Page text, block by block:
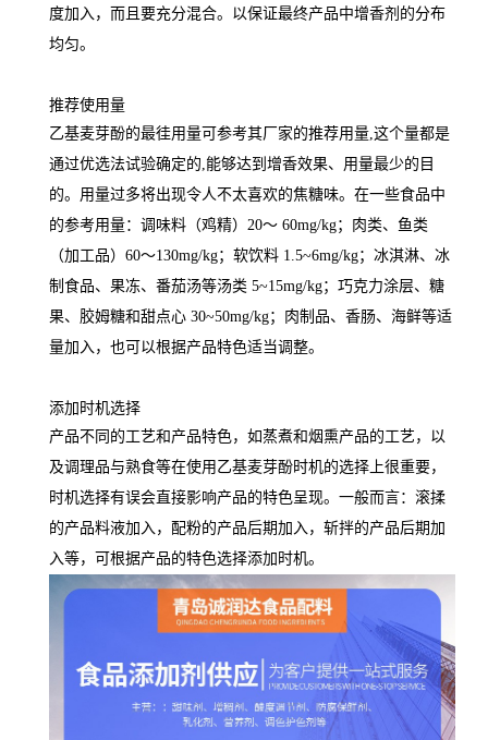
度加入，而且要充分混合。以保证最终产品中增香剂的分布
均匀。
推荐使用量
乙基麦芽酚的最徍用量可参考其厂家的推荐用量,这个量都是
通过优选法试验确定的,能够达到增香效果、用量最少的目
的。用量过多将出现令人不太喜欢的焦糖味。在一些食品中
的参考用量：调味料（鸡精）20～ 60mg/kg；肉类、鱼类
（加工品）60～130mg/kg；软饮料 1.5~6mg/kg；冰淇淋、冰
制食品、果冻、番茄汤等汤类 5~15mg/kg；巧克力涂层、糖
果、胶姆糖和甜点心 30~50mg/kg；肉制品、香肠、海鲜等适
量加入，也可以根据产品特色适当调整。
添加时机选择
产品不同的工艺和产品特色，如蒸煮和烟熏产品的工艺，以
及调理品与熟食等在使用乙基麦芽酚时机的选择上很重要，
时机选择有误会直接影响产品的特色呈现。一般而言：滚揉
的产品料液加入，配粉的产品后期加入，斩拌的产品后期加
入等，可根据产品的特色选择添加时机。